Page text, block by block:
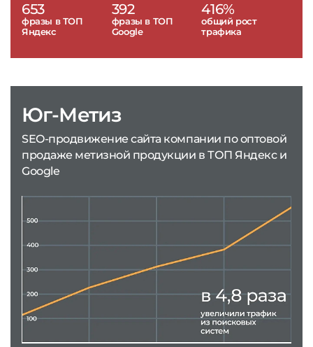
653
фразы в ТОП
Яндекс
392
фразы в ТОП
Google
416%
общий рост
трафика
Юг-Метиз
SEO-продвижение сайта компании по оптовой
продаже метизной продукции в ТОП Яндекс и
Google